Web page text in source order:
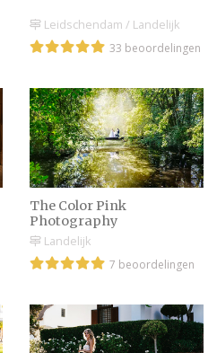
Leidschendam / Landelijk
33 beoordelingen
The Color Pink
Photography
Landelijk
7 beoordelingen